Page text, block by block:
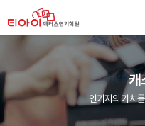
캐
연기자의 가치